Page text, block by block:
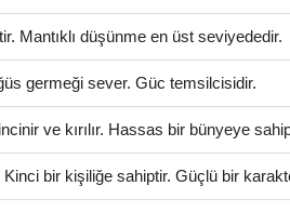
Mantıklı düşünme en üst seviyededir.
germeği sever. Güc temsilcisidir.
ve kırılır. Hassas bir bünyeye
bir kişiliğe sahiptir. Güçlü bir